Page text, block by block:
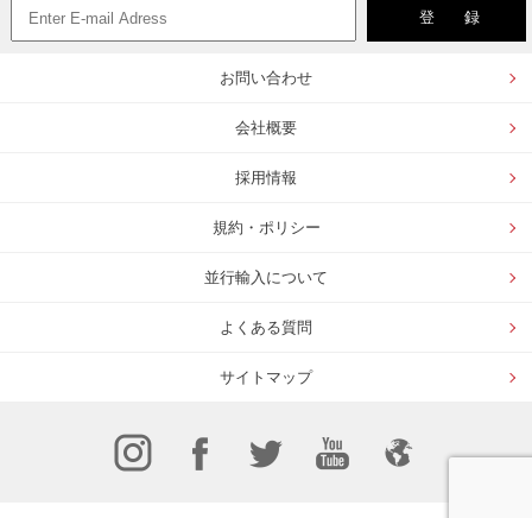
お問い合わせ
会社概要
採用情報
規約・ポリシー
並行輸入について
よくある質問
サイトマップ